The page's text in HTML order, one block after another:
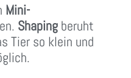
Mini-
Shaping beruht
Tier so klein und